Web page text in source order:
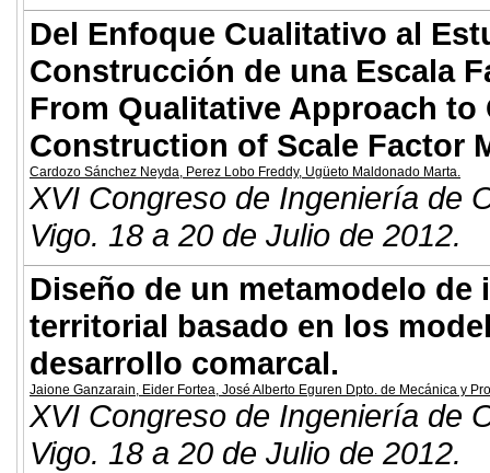
Del Enfoque Cualitativo al
Construcción de una Escala
From Qualitative Approach
Construction of Scale Factor
Cardozo Sánchez Neyda, Perez Lobo Freddy, Ugüeto Maldonado Marta.
XVI Congreso de Ingeniería de
Vigo. 18 a 20 de Julio de 2012.
Diseño de un metamodelo
territorial basado en los
desarrollo comarcal.
Jaione Ganzarain, Eider Fortea, José Alberto Eguren Dpto. de Mecánica y
XVI Congreso de Ingeniería de
Vigo. 18 a 20 de Julio de 2012.